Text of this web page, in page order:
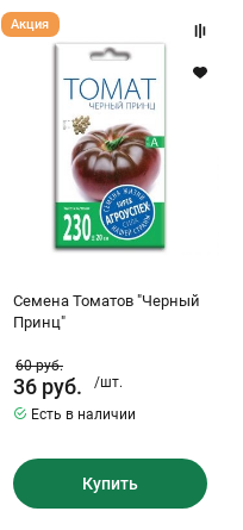
Семена
Томатов
Семена Томатов "Черный
Принц"
Акция
60руб.
36 руб.
/шт.
Есть в наличии
Купить